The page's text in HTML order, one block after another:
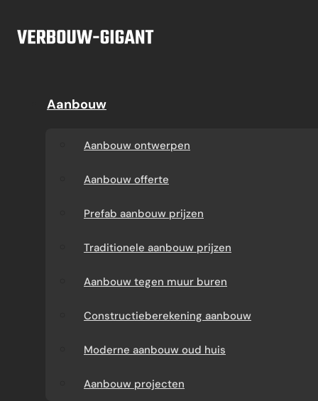
Aanbouw
Aanbouw offerte
Prefab aanbouw
prijzen
Traditionele aanbouw
prijzen
Aanbouw tegen muur
buren
Prefab dakkapel
laten maken
Dakkapel
Aanbouw
Aanbouw ontwerpen
Aanbouw offerte
Prefab aanbouw prijzen
Traditionele aanbouw prijzen
Aanbouw tegen muur buren
Constructieberekening aanbouw
Moderne aanbouw oud huis
Aanbouw projecten